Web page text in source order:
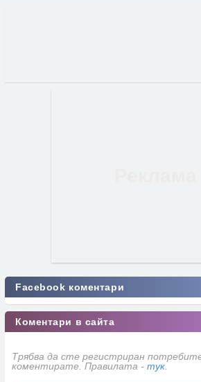
Facebook коментари
Коментари в сайта
Трябва да сте регистриран
коментирате. Правилата - тук.